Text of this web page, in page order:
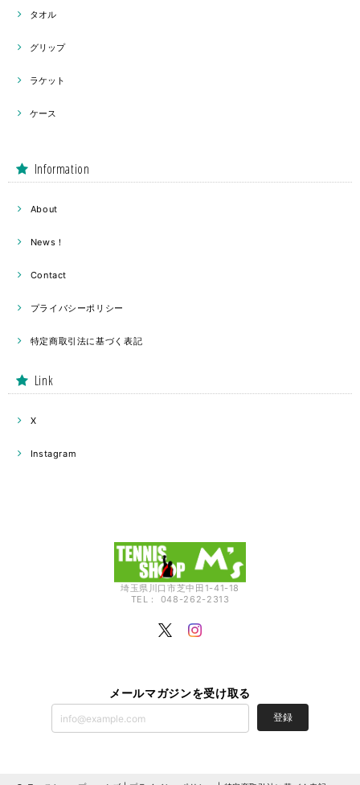
タオル
グリップ
ラケット
ケース
Information
About
News！
Contact
プライバシーポリシー
特定商取引法に基づく表記
Link
X
Instagram
埼玉県川口市芝中田1-41-18
TEL： 048-262-2313
メールマガジンを受け取る
登録